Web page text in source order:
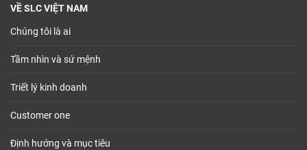
VỀ SLC VIỆT NAM
Chúng tôi là ai
Tầm nhìn và sứ mệnh
Triết lý kinh doanh
Customer one
Định hướng và mục tiêu